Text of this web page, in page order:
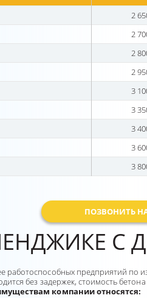
2
2
2
2
3
3
3
3
3
ПОЗВОНИТЬ
С
предприятий по
без задержек, стоимость
компании относятся: